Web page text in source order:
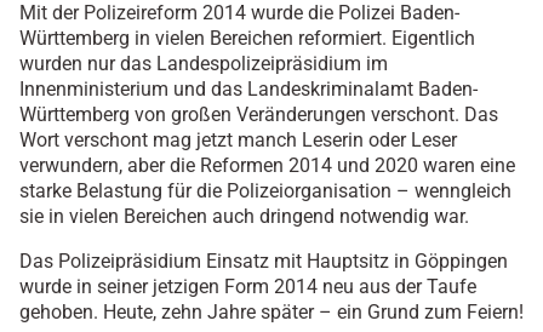
Mit der Polizeireform 2014 wurde die Polizei Baden-
Württemberg in vielen Bereichen reformiert. Eigentlich
wurden nur das Landespolizeipräsidium im
Innenministerium und das Landeskriminalamt Baden-
Württemberg von großen Veränderungen verschont. Das
Wort verschont mag jetzt manch Leserin oder Leser
verwundern, aber die Reformen 2014 und 2020 waren eine
starke Belastung für die Polizeiorganisation – wenngleich
sie in vielen Bereichen auch dringend notwendig war.
Das Polizeipräsidium Einsatz mit Hauptsitz in Göppingen
wurde in seiner jetzigen Form 2014 neu aus der Taufe
gehoben. Heute, zehn Jahre später – ein Grund zum Feiern!